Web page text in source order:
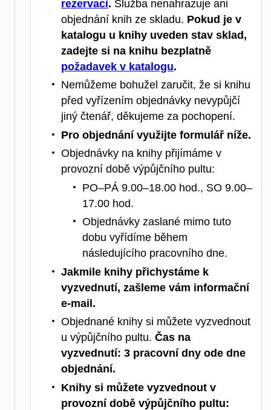
rezervaci. Služba nenahrazuje ani
objednání knih ze skladu. Pokud je v
katalogu u knihy uveden stav sklad,
zadejte si na knihu bezplatně
požadavek v katalogu.
Nemůžeme bohužel zaručit, že si knihu
před vyřízením objednávky nevypůjčí
jiný čtenář, děkujeme za pochopení.
Pro objednání využijte formulář níže.
Objednávky na knihy přijímáme v
provozní době výpůjčního pultu:
PO–PÁ 9.00–18.00 hod., SO 9.00–
17.00 hod.
Objednávky zaslané mimo tuto
dobu vyřídíme během
následujícího pracovního dne.
Jakmile knihy přichystáme k
vyzvednutí, zašleme vám informační
e-mail.
Objednané knihy si můžete vyzvednout
u výpůjčního pultu. Čas na
vyzvednutí: 3 pracovní dny ode dne
objednání.
Knihy si můžete vyzvednout v
provozní době výpůjčního pultu: